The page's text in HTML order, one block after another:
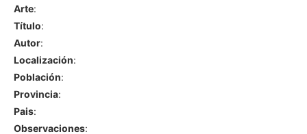
Arte:
Título:
Autor:
Localización:
Población:
Provincia:
Pais:
Observaciones: